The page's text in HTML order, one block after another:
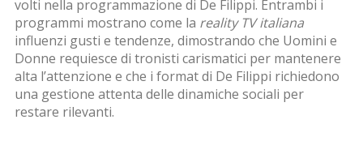
volti nella programmazione di De Filippi. Entrambi i
programmi mostrano come la reality TV italiana
influenzi gusti e tendenze, dimostrando che Uomini e
Donne requiesce di tronisti carismatici per mantenere
alta l’attenzione e che i format di De Filippi richiedono
una gestione attenta delle dinamiche sociali per
restare rilevanti.